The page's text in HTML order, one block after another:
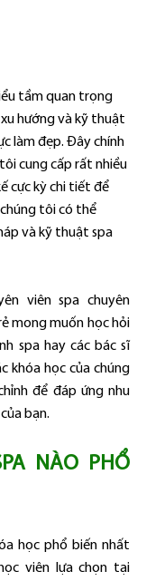
tầm quan trọng
hướng và kỹ thuật
làm đẹp. Đây chính
cung cấp rất nhiều
cực kỳ chi tiết để
tôi có thể
và kỹ thuật spa
viên spa chuyên
mong muốn học hỏi
spa hay các bác sĩ
khóa học của chúng
để đáp ứng nhu
bạn.
NÀO PHỔ
học phổ biến nhất
viên lựa chọn tại